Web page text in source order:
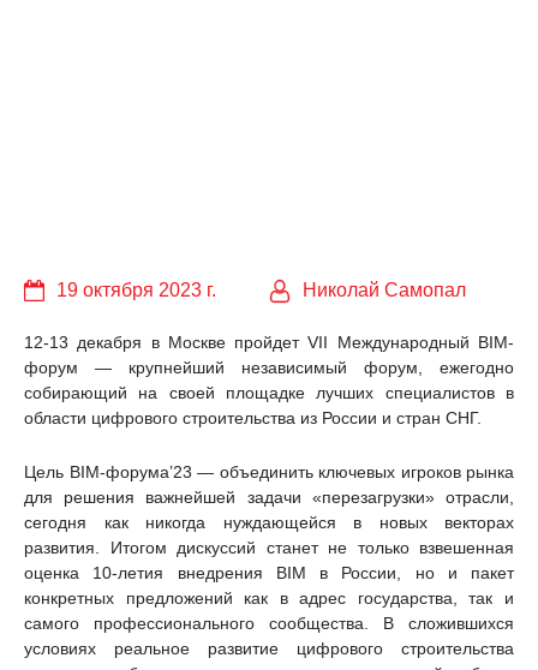
19 октября 2023 г. Николай Самопал
12-13 декабря в Москве пройдет VII Международный BIM-
форум — крупнейший независимый форум, ежегодно
собирающий на своей площадке лучших специалистов в
области цифрового строительства из России и стран СНГ.
Цель BIM-форума’23 — объединить ключевых игроков рынка
для решения важнейшей задачи «перезагрузки» отрасли,
сегодня как никогда нуждающейся в новых векторах
развития. Итогом дискуссий станет не только взвешенная
оценка 10-летия внедрения BIM в России, но и пакет
конкретных предложений как в адрес государства, так и
самого профессионального сообщества. В сложившихся
условиях реальное развитие цифрового строительства